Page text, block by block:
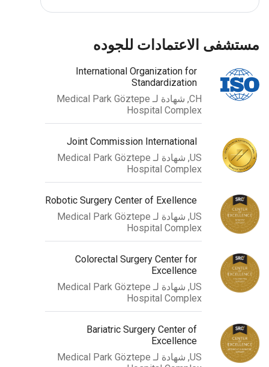
الاعتمادات للجوده
International Organization for
Standardization
CH, شهادة لـ Medical Park Göztepe
Hospital Complex
Joint Commission International
US, شهادة لـ Medical Park Göztepe
Hospital Complex
Robotic Surgery Center of Exellence
US, شهادة لـ Medical Park Göztepe
Hospital Complex
Colorectal Surgery Center for
Excellence
US, شهادة لـ Medical Park Göztepe
Hospital Complex
Bariatric Surgery Center of
Excellence
US, شهادة لـ Medical Park Göztepe